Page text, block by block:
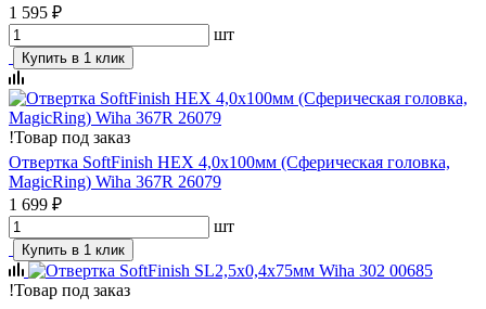
1 595 ₽
шт
Купить в 1 клик
!Товар под заказ
Отвертка SoftFinish HEX 4,0х100мм (Сферическая головка,
MagicRing) Wiha 367R 26079
1 699 ₽
шт
Купить в 1 клик
!Товар под заказ